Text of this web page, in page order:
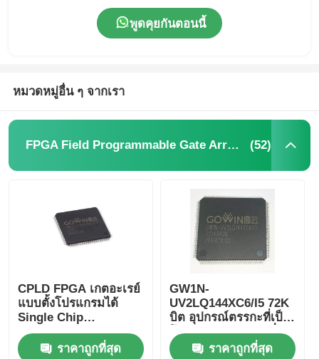
พูดคุยกันตอนนี้
หมวดหมู่อื่น ๆ จากเรา
FPGA Field Programmable Gate Array ระบบการตั้งโปรแกรมประตู (52)
CPLD FPGA เกตอะเรย์
แบบตั้งโปรแกรมได้
Single Chip
Microcomputer
GW2A-ราคาถูกที่สุด
GW1N-
UV2LQ144XC6/I5 72K
บิต อุปกรณ์ตรรกะที่เป็น
โปรแกรม CPLD เครื่อง
ควบคุมตรรกะที่เป็น
ราคาถูกที่สุด